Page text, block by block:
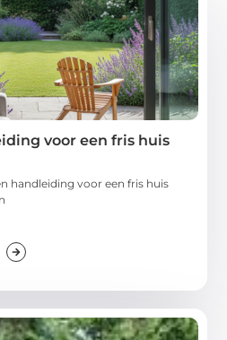
voor een fris huis
handleiding voor een fris huis